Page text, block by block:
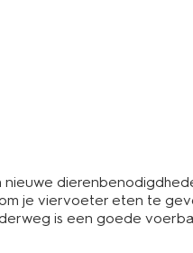
je viervoeter eten te
is een goede